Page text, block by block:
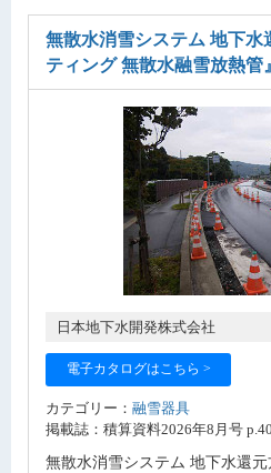
無散水消雪システム 地下水
ティング 無散水融雪放熱管』
日本地下水開発株式会社
電子カタログはこちら >
カテゴリー： 融雪器具
掲載誌：積算資料2026年8月号
無散水消雪システム 地下水還